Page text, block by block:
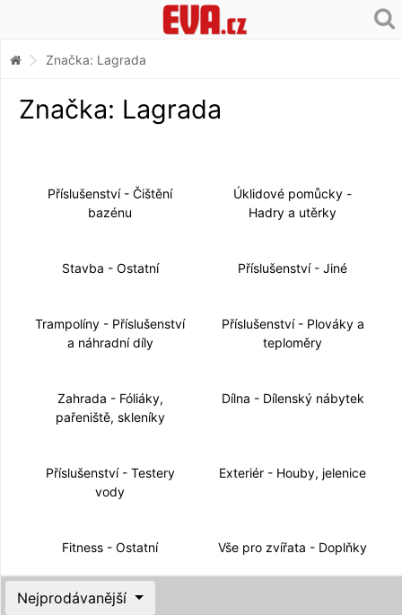
Značka: Lagrada
Značka: Lagrada
Příslušenství - Čištění
bazénu
Úklidové pomůcky -
Hadry a utěrky
Stavba - Ostatní Příslušenství - Jiné
Trampolíny - Příslušenství
a náhradní díly
Příslušenství - Plováky a
teploměry
Zahrada - Fóliáky,
pařeniště, skleníky
Dílna - Dílenský nábytek
Příslušenství - Testery
vody
Exteriér - Houby, jelenice
Fitness - Ostatní Vše pro zvířata - Doplňky
Nejprodávanější